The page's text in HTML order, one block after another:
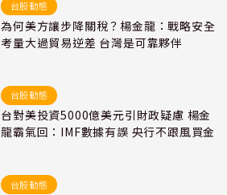
台股動態
為何美方讓步降關稅？楊金龍：戰略安全
考量大過貿易逆差 台灣是可靠夥伴
台股動態
台對美投資5000億美元引財政疑慮 楊金
龍霸氣回：IMF數據有誤 央行不跟風買金
台股動態